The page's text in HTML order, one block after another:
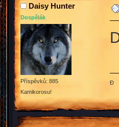
Daisy Hunter
Dospělák
Příspěvků: 885
Kamikorosu!
Đ